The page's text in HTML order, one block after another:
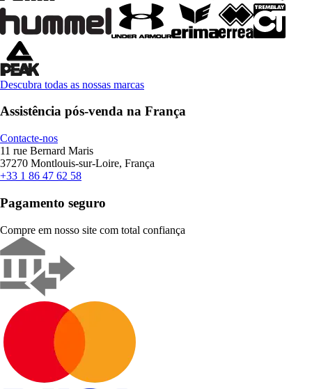
Descubra todas as nossas marcas
Assistência pós-venda na França
Contacte-nos
11 rue Bernard Maris
37270 Montlouis-sur-Loire, França
+33 1 86 47 62 58
Pagamento seguro
Compre em nosso site com total confiança